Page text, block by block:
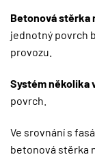
Betonová stěrka
jednotný povrch
provozu.
Systém několika
povrch.
Ve srovnání s
betonová stěrka